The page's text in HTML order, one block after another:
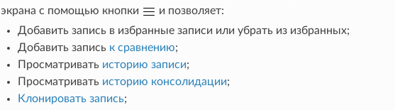
экрана с помощью кнопки
и позволяет:
Добавить запись в избранные записи или убрать из избранных;
Добавить запись к сравнению;
Просматривать историю записи;
Просматривать историю консолидации;
Клонировать запись;